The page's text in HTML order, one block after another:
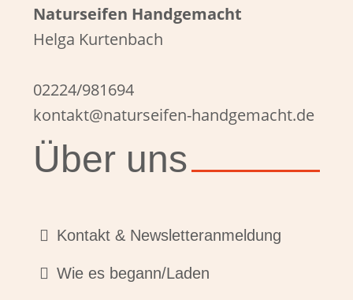
Naturseifen Handgemacht
Helga Kurtenbach
02224/981694
kontakt@naturseifen-handgemacht.de
Über uns
Kontakt & Newsletteranmeldung
Wie es begann/Laden